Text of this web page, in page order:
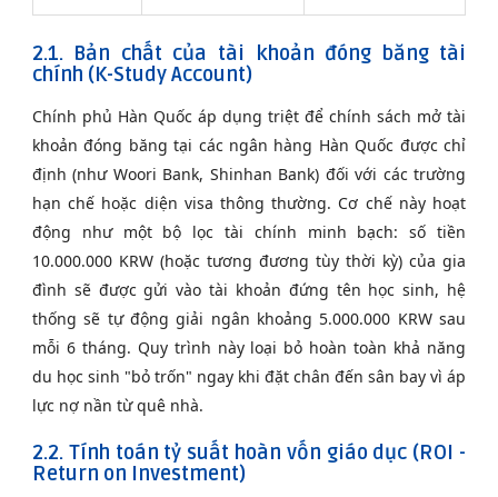
2.1. Bản chất của tài khoản đóng băng tài
chính (K-Study Account)
Chính phủ Hàn Quốc áp dụng triệt để chính sách mở tài
khoản đóng băng tại các ngân hàng Hàn Quốc được chỉ
định (như Woori Bank, Shinhan Bank) đối với các trường
hạn chế hoặc diện visa thông thường. Cơ chế này hoạt
động như một bộ lọc tài chính minh bạch: số tiền
10.000.000 KRW (hoặc tương đương tùy thời kỳ) của gia
đình sẽ được gửi vào tài khoản đứng tên học sinh, hệ
thống sẽ tự động giải ngân khoảng 5.000.000 KRW sau
mỗi 6 tháng. Quy trình này loại bỏ hoàn toàn khả năng
du học sinh "bỏ trốn" ngay khi đặt chân đến sân bay vì áp
lực nợ nần từ quê nhà.
2.2. Tính toán tỷ suất hoàn vốn giáo dục (ROI -
Return on Investment)